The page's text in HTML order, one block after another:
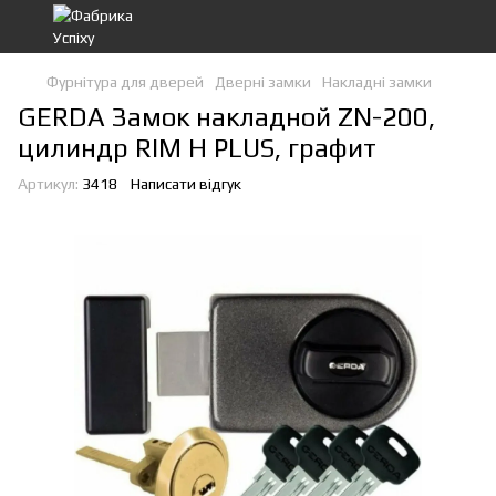
Фурнітура для дверей Дверні замки Накладні замки
GERDA Замок накладной ZN-200,
цилиндр RIM H PLUS, графит
Артикул: 3418 Написати відгук